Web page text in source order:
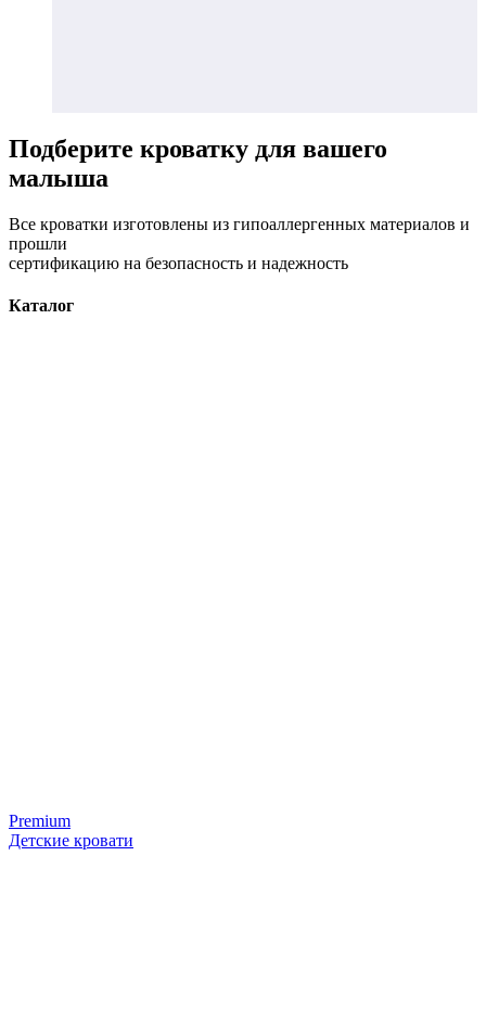
Подберите кроватку для вашего
малыша
Все кроватки изготовлены из гипоаллергенных материалов и
прошли
сертификацию на безопасность и надежность
Каталог
Premium
Детские кровати